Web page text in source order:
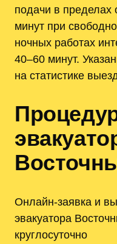
подачи в пределах
минут при
ночных работах
40–60 минут.
на статистике
Онлайн-заявка и
эвакуатора
круглосуточно